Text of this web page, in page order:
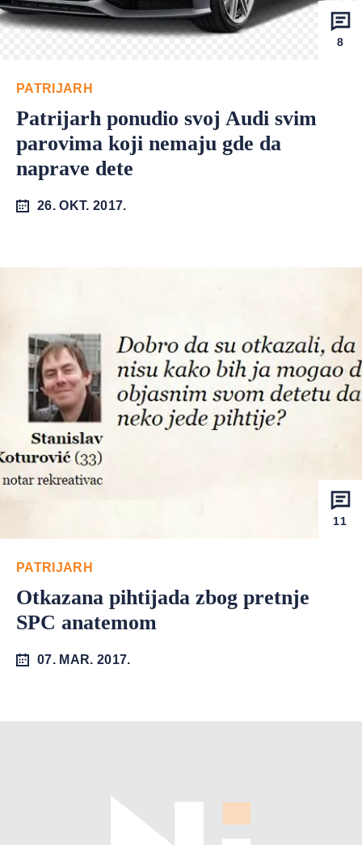
8
PATRIJARH
Patrijarh ponudio svoj Audi svim
parovima koji nemaju gde da
naprave dete
26. OKT. 2017.
11
PATRIJARH
Otkazana pihtijada zbog pretnje
SPC anatemom
07. MAR. 2017.